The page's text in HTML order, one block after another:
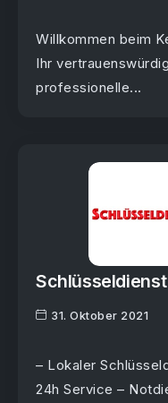
Willkommen beim
Ihr
professionelle...
31. Oktober 2021
– Lokaler
24h Service –